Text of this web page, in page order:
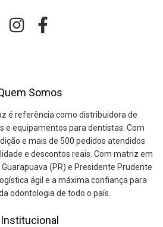
Somos
é referência como distribuidora de
e equipamentos para dentistas. Com
e mais de 500 pedidos atendidos
e descontos reais. Com matriz em
Guarapuava (PR) e Presidente Prudente
ágil e a máxima confiança para
odontologia de todo o país.
Institucional